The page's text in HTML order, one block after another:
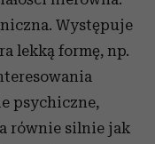
Występuje
lekką formę, np.
psychiczne,
równie silnie jak